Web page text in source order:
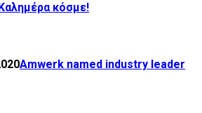
Καλημέρα κόσμε!
Amwerk named industry leader